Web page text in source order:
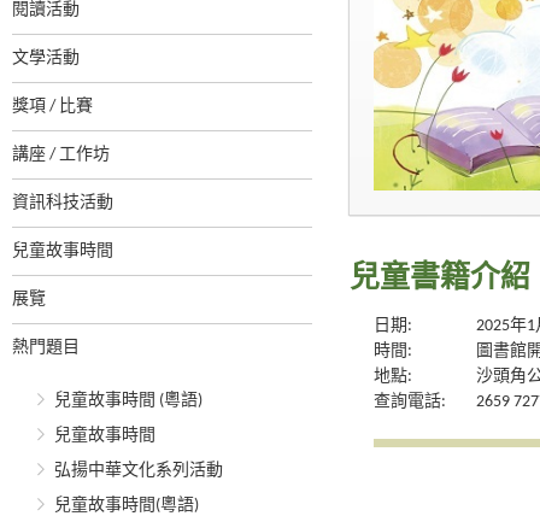
閱讀活動
文學活動
獎項 / 比賽
講座 / 工作坊
資訊科技活動
兒童故事時間
展覽
熱門題目
兒童故事時間 (粵語)
兒童故事時間
弘揚中華文化系列活動
兒童故事時間(粵語)
兒童書籍介紹
日期:
2025年
時間:
圖書館
地點:
沙頭角
查詢電話:
2659